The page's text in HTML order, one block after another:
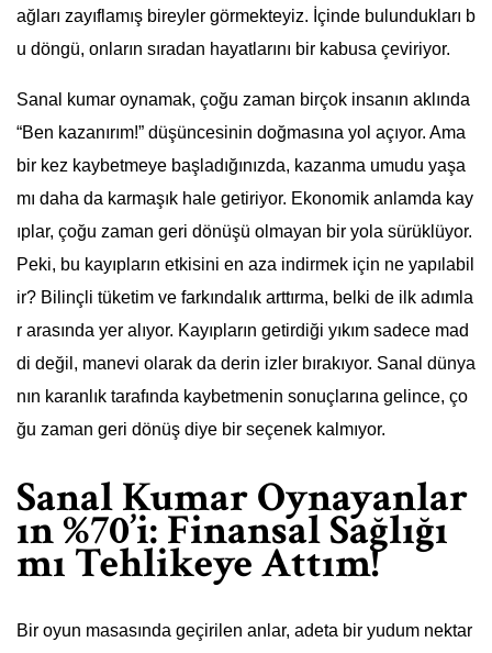
ağları zayıflamış bireyler görmekteyiz. İçinde bulundukları b
u döngü, onların sıradan hayatlarını bir kabusa çeviriyor.
Sanal kumar oynamak, çoğu zaman birçok insanın aklında
“Ben kazanırım!” düşüncesinin doğmasına yol açıyor. Ama
bir kez kaybetmeye başladığınızda, kazanma umudu yaşa
mı daha da karmaşık hale getiriyor. Ekonomik anlamda kay
ıplar, çoğu zaman geri dönüşü olmayan bir yola sürüklüyor.
Peki, bu kayıpların etkisini en aza indirmek için ne yapılabil
ir? Bilinçli tüketim ve farkındalık arttırma, belki de ilk adımla
r arasında yer alıyor. Kayıpların getirdiği yıkım sadece mad
di değil, manevi olarak da derin izler bırakıyor. Sanal dünya
nın karanlık tarafında kaybetmenin sonuçlarına gelince, ço
ğu zaman geri dönüş diye bir seçenek kalmıyor.
Sanal Kumar Oynayanlar
ın %70’i: Finansal Sağlığı
mı Tehlikeye Attım!
Bir oyun masasında geçirilen anlar, adeta bir yudum nektar